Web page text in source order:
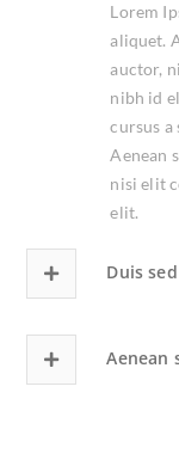
Lorem
aliquet.
auctor,
nibh id
cursus a
Aenean
nisi elit
elit.
Duis
Aenean